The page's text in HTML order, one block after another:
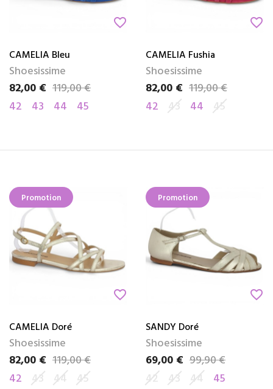
favorite_border
CAMELIA Bleu
Shoesissime
Prix
82,00 €
Prix de base119,00 €
42
43 44 45
favorite_border
CAMELIA Fushia
Shoesissime
Prix
82,00 €
Prix de base119,00 €
42 43 44 45
Promotion
favorite_border
CAMELIA Doré
Shoesissime
Prix
82,00 €
Prix de base119,00 €
42 43 44 45
Promotion
favorite_border
SANDY Doré
Shoesissime
Prix
69,00 €
Prix de base99,90 €
42 43 44 45